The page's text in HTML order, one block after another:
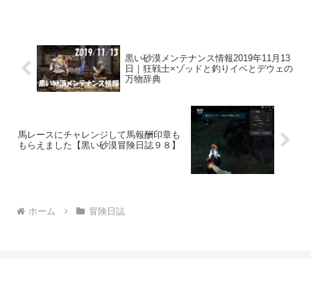
黒い砂漠メンテナンス情報2019年11月13
日｜狂戦士×ゾッドと釣りイベとデウェの
万物辞典
馬レースにチャレンジして馬報酬印章も
もらえました【黒い砂漠冒険日誌９８】
ホーム 冒険日誌